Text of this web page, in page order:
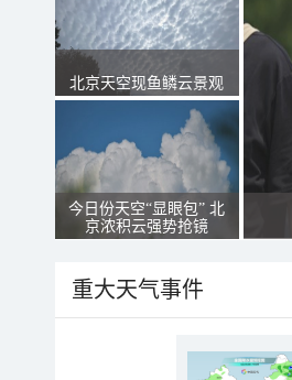
北京天空现鱼鳞云景观
今日份天空“显眼包” 北
京浓积云强势抢镜
重大天气事件